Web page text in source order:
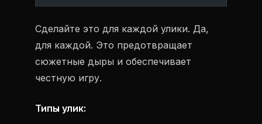
Сделайте это для каждой улики. Да,
для каждой. Это предотвращает
сюжетные дыры и обеспечивает
честную игру.
Типы улик: